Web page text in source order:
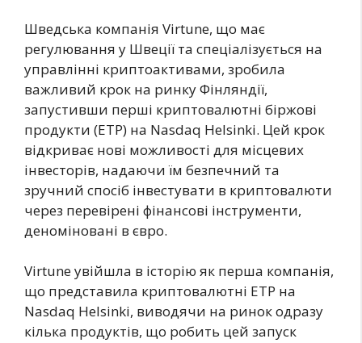
Шведська компанія Virtune, що має
регулювання у Швеції та спеціалізується на
управлінні криптоактивами, зробила
важливий крок на ринку Фінляндії,
запустивши перші криптовалютні біржові
продукти (ETP) на Nasdaq Helsinki. Цей крок
відкриває нові можливості для місцевих
інвесторів, надаючи їм безпечний та
зручний спосіб інвестувати в криптовалюти
через перевірені фінансові інструменти,
деноміновані в євро.
Virtune увійшла в історію як перша компанія,
що представила криптовалютні ETP на
Nasdaq Helsinki, виводячи на ринок одразу
кілька продуктів, що робить цей запуск